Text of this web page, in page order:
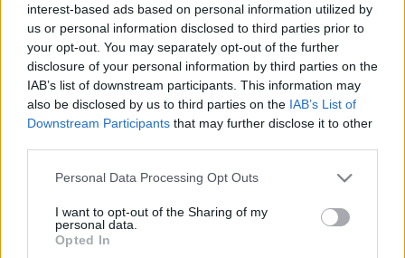
interest-based ads based on personal information utilized by
us or personal information disclosed to third parties prior to
your opt-out. You may separately opt-out of the further
disclosure of your personal information by third parties on the
IAB’s list of downstream participants. This information may
also be disclosed by us to third parties on the IAB’s List of
Downstream Participants that may further disclose it to other
Please note that this website/app uses one or more Google
not limited to your visit or usage behaviour. You may click to
grant or deny consent to Google and its third-party tags to
use your data for below specified purposes in below Google
Personal Data Processing Opt Outs
I want to opt-out of the Sharing of my
personal data.
Opted In
Országos hírek
Megérkezett az eső a Duna vízgyűjtőjére
Aktuális
Paks II.: Mit jelent az 5. blokk új
árnyékában?